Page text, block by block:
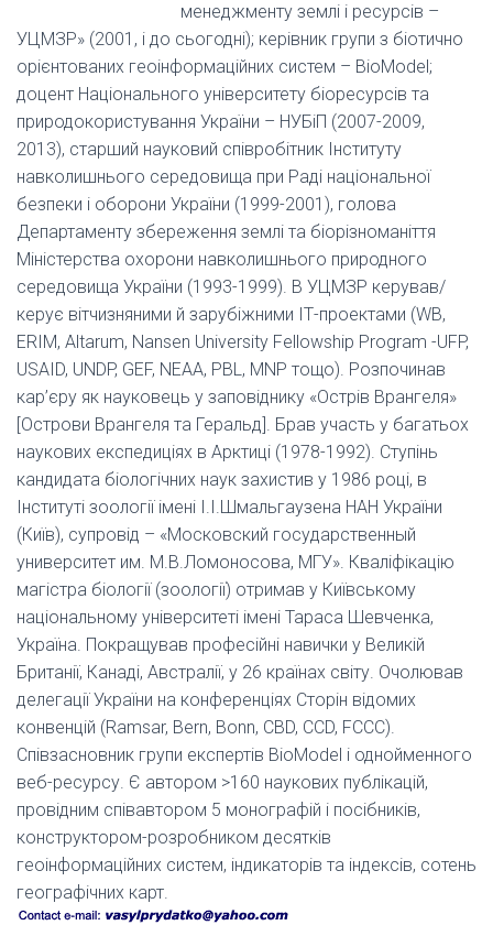
менеджменту землі і ресурсів –
УЦМЗР» (2001, і до сьогодні); керівник групи з біотично
орієнтованих геоінформаційних систем – BioModel;
доцент Національного університету біоресурсів та
природокористування України – НУБіП (2007-2009,
2013), старший науковий співробітник Інституту
навколишнього середовища при Раді національної
безпеки і оборони України (1999-2001), голова
Департаменту збереження землі та біорізноманіття
Міністерства охорони навколишнього природного
середовища України (1993-1999). В УЦМЗР керував/
керує вітчизняними й зарубіжними ІТ-проектами (WB,
ERIM, Altarum, Nansen University Fellowship Program -UFP,
USAID, UNDP, GEF, NEAA, PBL, MNP тощо). Розпочинав
кар’єру як науковець у заповіднику «Острів Врангеля»
[Острови Врангеля та Геральд]. Брав участь у багатьох
наукових експедиціях в Арктиці (1978-1992). Ступінь
кандидата біологічних наук захистив у 1986 році, в
Інституті зоології імені І.І.Шмальгаузена НАН України
(Київ), супровід – «Московский государственный
университет им. М.В.Ломоносова, МГУ». Кваліфікацію
магістра біології (зоології) отримав у Київському
національному університеті імені Тараса Шевченка,
Україна. Покращував професійні навички у Великій
Британії, Канаді, Австралії, у 26 країнах світу. Очолював
делегації України на конференціях Сторін відомих
конвенцій (Ramsar, Bern, Bonn, CBD, CCD, FCCC).
Співзасновник групи експертів BioModel і однойменного
веб-ресурсу. Є автором >160 наукових публікацій,
провідним співавтором 5 монографій і посібників,
конструктором-розробником десятків
геоінформаційних систем, індикаторів та індексів, сотень
географічних карт.